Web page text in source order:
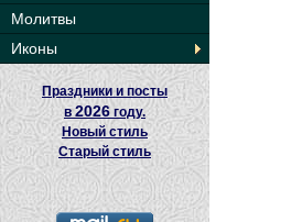
Молитвы
Иконы
Праздники и посты
в2026 году.
Новый стиль
Старый стиль